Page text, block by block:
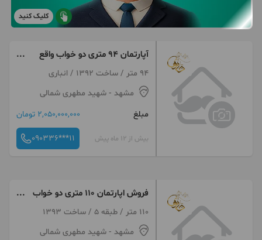
کلیک کنید
آپارتمان 94 متری دو خواب واقع
مطهری شمالی
94 متر / ساخت 1392 / انباری
مشهد - شهید مطهری شمالی
مبلغ
2,050,000,000 تومان
بیش از 12 ماه پیش 090336***11
فروش اپارتمان 110 متری دو خواب
سند دار مطهری شمالی 40
110 متر / طبقه 5 / ساخت 1393
مشهد - شهید مطهری شمالی